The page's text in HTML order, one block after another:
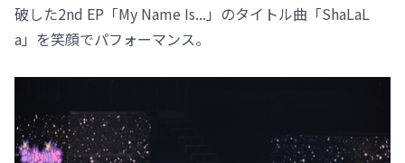
破した2nd EP「My Name Is...」のタイトル曲「ShaLaL
a」を笑顔でパフォーマンス。